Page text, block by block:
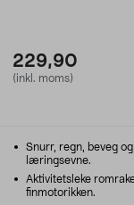
229,90
(inkl. moms)
Snurr, regn, beveg
læringsevne.
Aktivitetsleke
finmotorikken.